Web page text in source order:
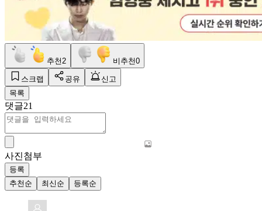
추천2 비추천0
스크랩 공유
신고
목록
댓글21
사진첨부
등록
추천순
최신순 등록순